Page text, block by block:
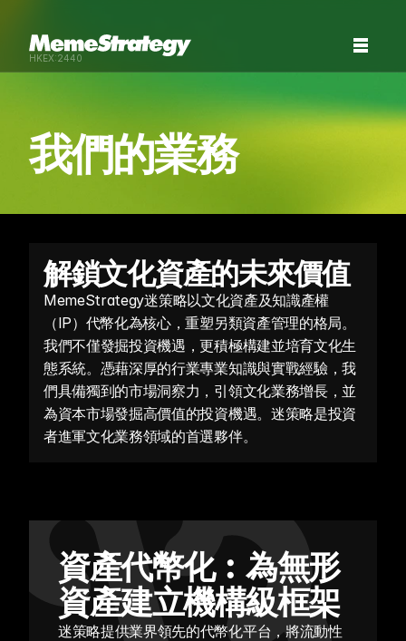
我們的業務
解鎖文化資產的未來價值
MemeStrategy迷策略以文化資產及知識產權
（IP）代幣化為核心，重塑另類資產管理的格局。
我們不僅發掘投資機遇，更積極構建並培育文化生
態系統。憑藉深厚的行業專業知識與實戰經驗，我
們具備獨到的市場洞察力，引領文化業務增長，並
為資本市場發掘高價值的投資機遇。迷策略是投資
者進軍文化業務領域的首選夥伴。
資產代幣化︰為無形
資產建立機構級框架
迷策略提供業界領先的代幣化平台，將流動性
HKEX:2440